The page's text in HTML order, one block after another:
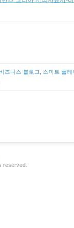
비즈니스 블로그
스마트 플레
reserved.